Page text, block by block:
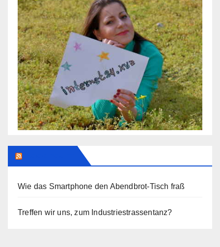
Wie das Smartphone den Abendbrot-Tisch fraß
Treffen wir uns, zum Industriestrassentanz?